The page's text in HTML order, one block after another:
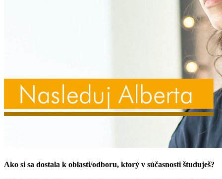
Ako si sa dostala k oblasti/odboru, ktorý v súčasnosti študuješ?